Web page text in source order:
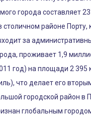
города составляет
столичном районе Порту,
за
проживает 1,9
год) на площади 2 395
что делает его
городской район в
глобальным